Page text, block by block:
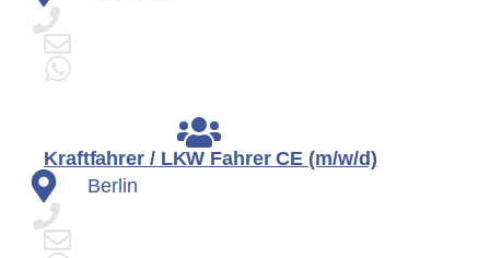
Kraftfahrer / LKW Fahrer CE (m/w/d)
Berlin